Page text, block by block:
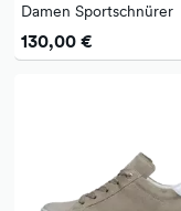
Damen Sportschnürer
130,00 €